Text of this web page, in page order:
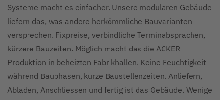
Systeme macht es einfacher. Unsere modularen Gebäude
liefern das, was andere herkömmliche Bauvarianten
versprechen. Fixpreise, verbindliche Terminabsprachen,
kürzere Bauzeiten. Möglich macht das die ACKER
Produktion in beheizten Fabrikhallen. Keine Feuchtigkeit
während Bauphasen, kurze Baustellenzeiten. Anliefern,
Abladen, Anschliessen und fertig ist das Gebäude. Wenige